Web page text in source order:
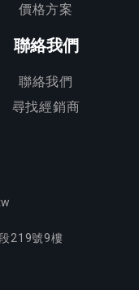
價格方案
聯絡我們
聯絡我們
尋找經銷商
219號9樓